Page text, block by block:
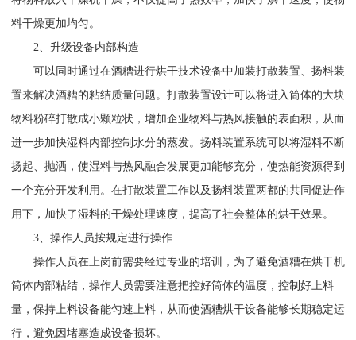
料干燥更加均匀。
2、升级设备内部构造
可以同时通过在酒糟进行烘干技术设备中加装打散装置、扬料装
置来解决酒糟的粘结质量问题。打散装置设计可以将进入筒体的大块
物料粉碎打散成小颗粒状，增加企业物料与热风接触的表面积，从而
进一步加快湿料内部控制水分的蒸发。扬料装置系统可以将湿料不断
扬起、抛洒，使湿料与热风融合发展更加能够充分，使热能资源得到
一个充分开发利用。在打散装置工作以及扬料装置两都的共同促进作
用下，加快了湿料的干燥处理速度，提高了社会整体的烘干效果。
3、操作人员按规定进行操作
操作人员在上岗前需要经过专业的培训，为了避免酒糟在烘干机
筒体内部粘结，操作人员需要注意把控好筒体的温度，控制好上料
量，保持上料设备能匀速上料，从而使酒糟烘干设备能够长期稳定运
行，避免因堵塞造成设备损坏。